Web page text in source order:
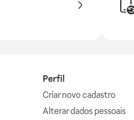
Perfil
Criar novo cadastro
Alterar dados pessoais